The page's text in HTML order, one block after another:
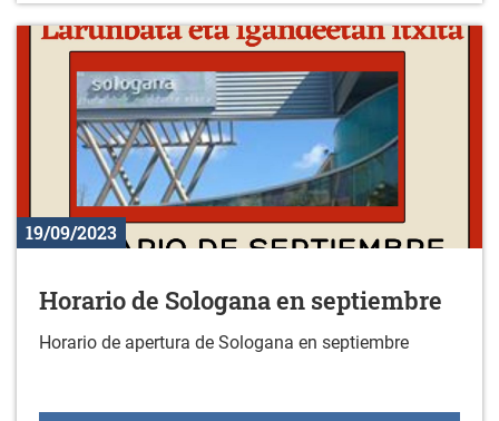
19/09/2023
Horario de Sologana en septiembre
Horario de apertura de Sologana en septiembre